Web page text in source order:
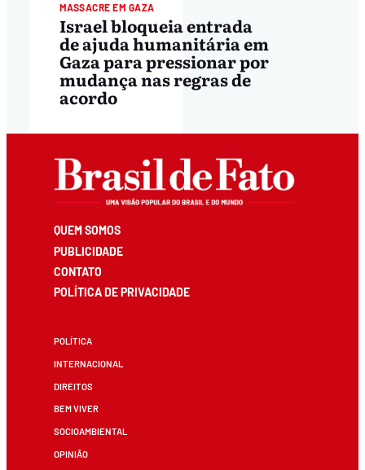
MASSACRE EM GAZA
Israel bloqueia entrada
de ajuda humanitária em
Gaza para pressionar por
mudança nas regras de
acordo
QUEM SOMOS
PUBLICIDADE
CONTATO
POLÍTICA DE PRIVACIDADE
POLÍTICA
INTERNACIONAL
DIREITOS
BEM VIVER
SOCIOAMBIENTAL
OPINIÃO